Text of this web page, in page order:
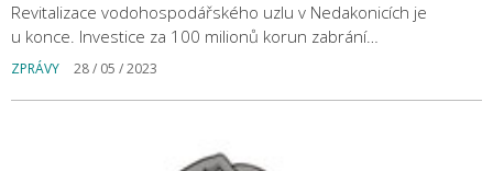
Revitalizace vodohospodářského uzlu v Nedakonicích je
u konce. Investice za 100 milionů korun zabrání…
ZPRÁVY 28 / 05 / 2023